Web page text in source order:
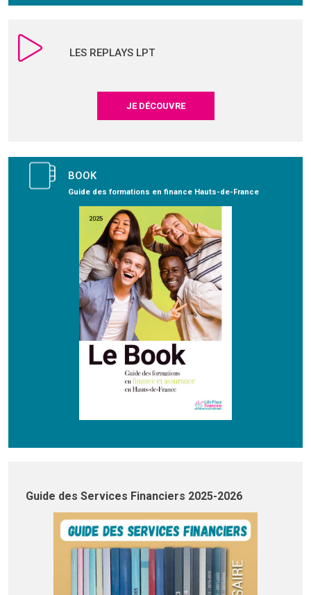
LES REPLAYS LPT
JE DÉCOUVRE
BOOK
Guide des formations en finance Hauts-de-France
Guide des Services Financiers 2025-2026